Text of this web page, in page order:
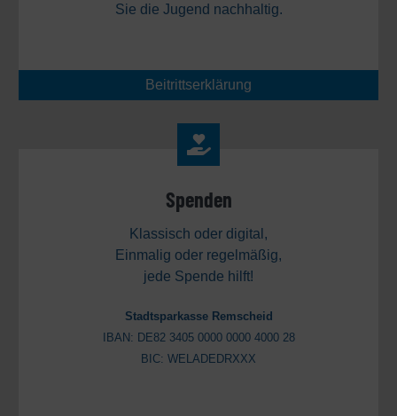
Sie die Jugend nachhaltig.
Beitrittserklärung
Spenden
Klassisch oder digital,
Einmalig oder regelmäßig,
jede Spende hilft!
Stadtsparkasse Remscheid
IBAN: DE82 3405 0000 0000 4000 28
BIC: WELADEDRXXX